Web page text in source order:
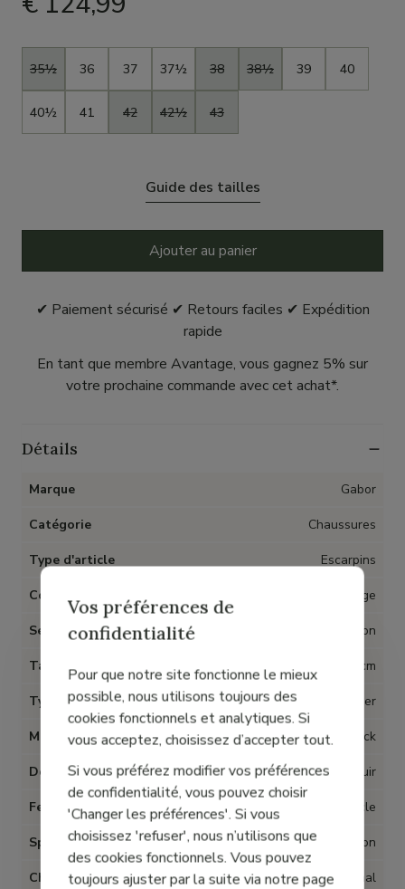
Taille
35½ 36 37 37½ 38 38½ 39 40
40½ 41 42 42½ 43
Guide des tailles
Ajouter au panier
✔ Paiement sécurisé ✔ Retours faciles ✔ Expédition
rapide
En tant que membre Avantage, vous gagnez 5% sur
votre prochaine commande avec cet achat*.
Détails
Marque Gabor
Catégorie Chaussures
Type d'article Escarpins
Couleur Beige
Semelles amovibles Non
Talon 5 cm
Type talon Bottier
Matière Cuir nubuck
Doublure Cuir
Fermeture Boucle
Spécial Hallux Valgus Non
Chaussant Normal
Vos préférences de
confidentialité
Pour que notre site fonctionne le mieux
possible, nous utilisons toujours des
cookies fonctionnels et analytiques. Si
vous acceptez, choisissez d’accepter tout.
Si vous préférez modifier vos préférences
de confidentialité, vous pouvez choisir
'Changer les préférences'. Si vous
choisissez 'refuser', nous n’utilisons que
des cookies fonctionnels. Vous pouvez
toujours ajuster par la suite via notre page